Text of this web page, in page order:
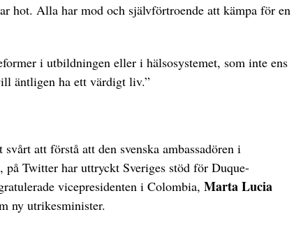
hot. Alla har mod och självförtroende att kämpa för en
i utbildningen eller i hälsosystemet, som inte ens
äntligen ha ett värdigt liv.”
att förstå att den svenska ambassadören i
, på Twitter har uttryckt Sveriges stöd för Duque-
vicepresidenten i Colombia, Marta Lucia
ny utrikesminister.